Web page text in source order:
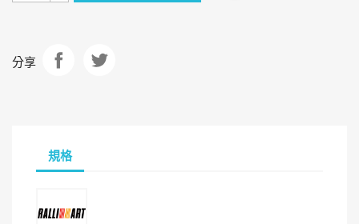
分享
規格